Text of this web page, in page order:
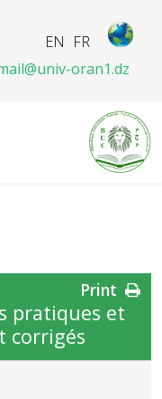
FR
EN
oran1.dz
pratiques et
corrigés